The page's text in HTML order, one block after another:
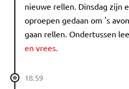
nieuwe rellen. Dinsdag zijn
oproepen gedaan om 's
gaan rellen. Ondertussen
en vrees.
18.59